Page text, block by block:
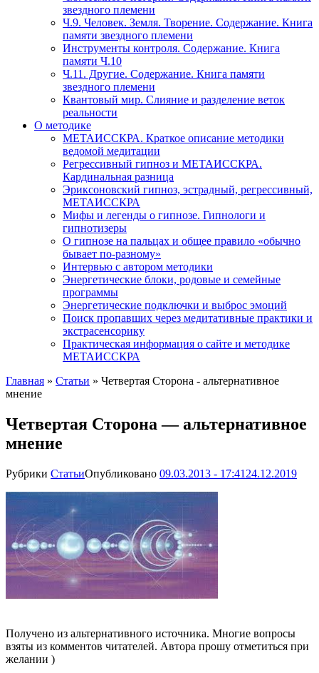
звездного племени
Ч.9. Человек. Земля. Творение. Содержание. Книга
памяти звездного племени
Инструменты контроля. Содержание. Книга
памяти Ч.10
Ч.11. Другие. Содержание. Книга памяти
звездного племени
Квантовый мир. Слияние и разделение веток
реальности
О методике
МЕТАИССКРА. Краткое описание методики
ведомой медитации
Регрессивный гипноз и МЕТАИССКРА.
Кардинальная разница
Эриксоновский гипноз, эстрадный, регрессивный,
МЕТАИССКРА
Мифы и легенды о гипнозе. Гипнологи и
гипнотизеры
О гипнозе на пальцах и общее правило «обычно
бывает по-разному»
Интервью с автором методики
Энергетические блоки, родовые и семейные
программы
Энергетические подключки и выброс эмоций
Поиск пропавших через медитативные практики и
экстрасенсорику
Практическая информация о сайте и методике
МЕТАИССКРА
Главная » Статьи » Четвертая Сторона - альтернативное
мнение
Четвертая Сторона — альтернативное
мнение
Рубрики СтатьиОпубликовано 09.03.2013 - 17:41 24.12.2019
Получено из альтернативного источника. Многие вопросы
взяты из комментов читателей. Автора прошу отметиться при
желании )